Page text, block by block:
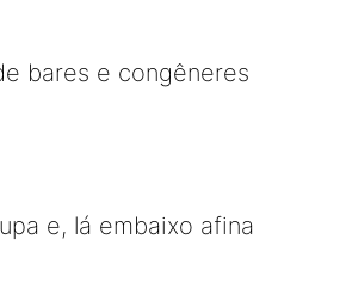
bares e congêneres
e, lá embaixo afina